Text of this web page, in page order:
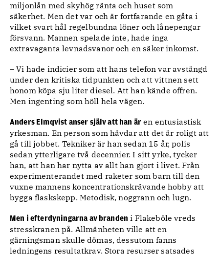
miljonlån med skyhög ränta och huset som
säkerhet. Men det var och är fortfarande en gåta i
vilket svart hål regelbundna löner och lånepengar
försvann. Mannen spelade inte, hade inga
extravaganta levnadsvanor och en säker inkomst.
– Vi hade indicier som att hans telefon var avstängd
under den kritiska tidpunkten och att vittnen sett
honom köpa sju liter diesel. Att han kände offren.
Men ingenting som höll hela vägen.
Anders Elmqvist anser själv att han är en entusiastisk
yrkesman. En person som hävdar att det är roligt att
gå till jobbet. Tekniker är han sedan 15 år, polis
sedan ytterligare två decennier. I sitt yrke, tycker
han, att han har nytta av allt han gjort i livet. Från
experimenterandet med raketer som barn till den
vuxne mannens koncentrationskrävande hobby att
bygga flaskskepp. Metodisk, noggrann och lugn.
Men i efterdyningarna av branden i Flakeböle vreds
stresskranen på. Allmänheten ville att en
gärningsman skulle dömas, dessutom fanns
ledningens resultatkrav. Stora resurser satsades